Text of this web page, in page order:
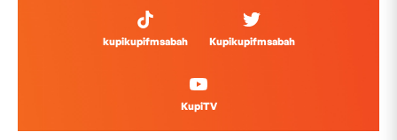
kupikupifmsabah Kupikupifmsabah
KupiTV